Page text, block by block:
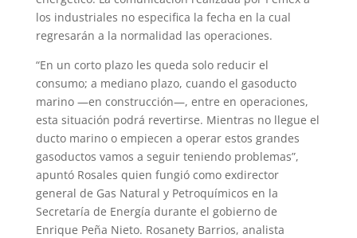
los industriales no especifica la fecha en la cual
regresarán a la normalidad las operaciones.
“En un corto plazo les queda solo reducir el
consumo; a mediano plazo, cuando el gasoducto
marino —en construcción—, entre en operaciones,
esta situación podrá revertirse. Mientras no llegue el
ducto marino o empiecen a operar estos grandes
gasoductos vamos a seguir teniendo problemas”,
apuntó Rosales quien fungió como exdirector
general de Gas Natural y Petroquímicos en la
Secretaría de Energía durante el gobierno de
Enrique Peña Nieto. Rosanety Barrios, analista